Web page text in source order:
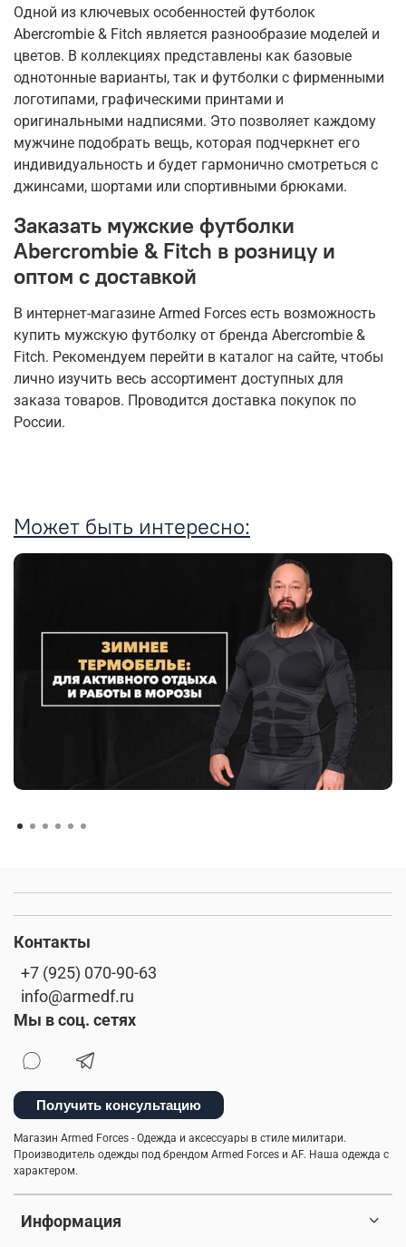
Одной из ключевых особенностей футболок
Abercrombie & Fitch является разнообразие моделей и
цветов. В коллекциях представлены как базовые
однотонные варианты, так и футболки с фирменными
логотипами, графическими принтами и
оригинальными надписями. Это позволяет каждому
мужчине подобрать вещь, которая подчеркнет его
индивидуальность и будет гармонично смотреться с
джинсами, шортами или спортивными брюками.
Заказать мужские футболки
Abercrombie & Fitch в розницу и
оптом с доставкой
В интернет-магазине Armed Forces есть возможность
купить мужскую футболку от бренда Abercrombie &
Fitch. Рекомендуем перейти в каталог на сайте, чтобы
лично изучить весь ассортимент доступных для
заказа товаров. Проводится доставка покупок по
России.
Может быть интересно:
Информация
Контакты
+7 (925) 070-90-63
info@armedf.ru
Мы в соц. сетях
Получить консультацию
Магазин Armed Forces - Одежда и аксессуары в стиле милитари.
Производитель одежды под брендом Armed Forces и AF. Наша одежда с
характером.